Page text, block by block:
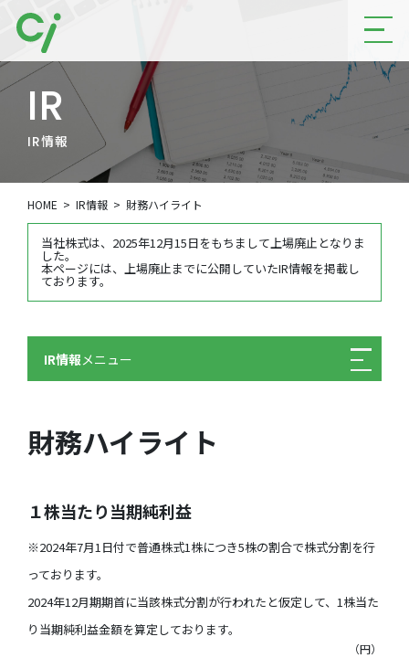
IR
IR情報
HOME IR情報 財務ハイライト
当社株式は、2025年12月15日をもちまして上場廃止となりま
した。
本ページには、上場廃止までに公開していたIR情報を掲載し
ております。
IR情報 メニュー
株主・投資家の皆様へ
トップメッセージ
配当状況
株価情報
IRライブラリー
決算説明会
その他IR資料
IRカレンダー
電子公告
免責事項
財務ハイライト
１株当たり当期純利益
※2024年7月1日付で普通株式1株につき5株の割合で株式分割を行
っております。
2024年12月期期首に当該株式分割が行われたと仮定して、1株当た
り当期純利益金額を算定しております。
（円）